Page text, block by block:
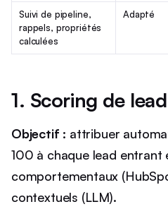
Suivi de pipeline,
rappels, propriétés
calculées
Adapté
1. Scoring de
Objectif : attribuer
100 à chaque lead entrant
comportementaux
contextuels (LLM).